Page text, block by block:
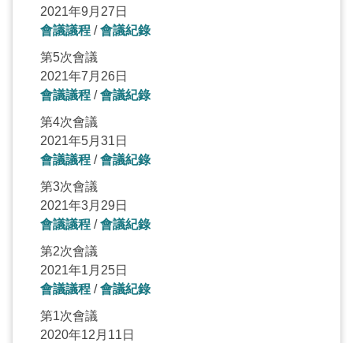
2021年9月27日
會議議程 /會議紀錄
第5次會議
2021年7月26日
會議議程 /會議紀錄
第4次會議
2021年5月31日
會議議程 /會議紀錄
第3次會議
2021年3月29日
會議議程 /會議紀錄
第2次會議
2021年1月25日
會議議程 /會議紀錄
第1次會議
2020年12月11日